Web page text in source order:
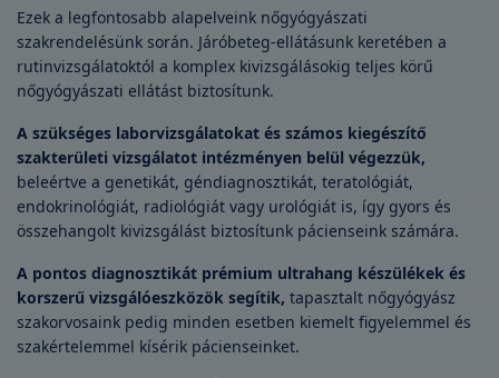
Ezek a legfontosabb alapelveink nőgyógyászati
szakrendelésünk során. Járóbeteg-ellátásunk keretében a
rutinvizsgálatoktól a komplex kivizsgálásokig teljes körű
nőgyógyászati ellátást biztosítunk.
A szükséges laborvizsgálatokat és számos kiegészítő
szakterületi vizsgálatot intézményen belül végezzük,
beleértve a genetikát, géndiagnosztikát, teratológiát,
endokrinológiát, radiológiát vagy urológiát is, így gyors és
összehangolt kivizsgálást biztosítunk pácienseink számára.
A pontos diagnosztikát prémium ultrahang készülékek és
korszerű vizsgálóeszközök segítik, tapasztalt nőgyógyász
szakorvosaink pedig minden esetben kiemelt figyelemmel és
szakértelemmel kísérik pácienseinket.